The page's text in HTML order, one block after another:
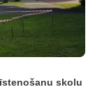
skolu